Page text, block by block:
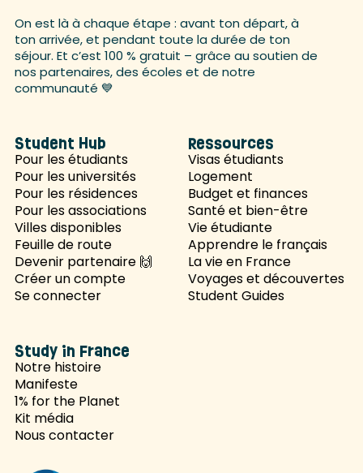
On est là à chaque étape : avant ton départ, à
ton arrivée, et pendant toute la durée de ton
séjour. Et c’est 100 % gratuit – grâce au soutien de
nos partenaires, des écoles et de notre
communauté 💙
Student Hub
Pour les étudiants
Pour les universités
Pour les résidences
Pour les associations
Villes disponibles
Feuille de route
Devenir partenaire 🙌
Créer un compte
Se connecter
Ressources
Visas étudiants
Logement
Budget et finances
Santé et bien-être
Vie étudiante
Apprendre le français
La vie en France
Voyages et découvertes
Student Guides
Study in France
Notre histoire
Manifeste
1% for the Planet
Kit média
Nous contacter